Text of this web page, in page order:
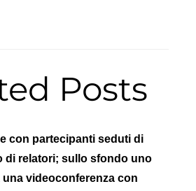
Posts